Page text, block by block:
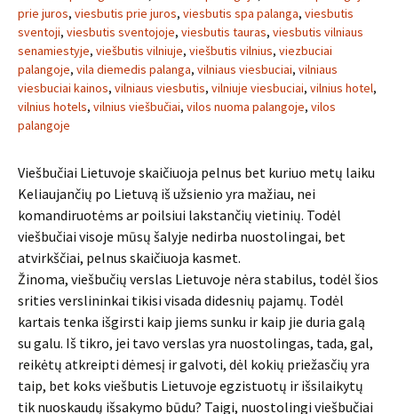
prie juros, viesbutis prie juros, viesbutis spa palanga, viesbutis
sventoji, viesbutis sventojoje, viesbutis tauras, viesbutis vilniaus
senamiestyje, viešbutis vilniuje, viešbutis vilnius, viezbuciai
palangoje, vila diemedis palanga, vilniaus viesbuciai, vilniaus
viesbuciai kainos, vilniaus viesbutis, vilniuje viesbuciai, vilnius hotel,
vilnius hotels, vilnius viešbučiai, vilos nuoma palangoje, vilos
palangoje
Viešbučiai Lietuvoje skaičiuoja pelnus bet kuriuo metų laiku
Keliaujančių po Lietuvą iš užsienio yra mažiau, nei
komandiruotėms ar poilsiui lakstančių vietinių. Todėl
viešbučiai visoje mūsų šalyje nedirba nuostolingai, bet
atvirkščiai, pelnus skaičiuoja kasmet.
Žinoma, viešbučių verslas Lietuvoje nėra stabilus, todėl šios
srities verslininkai tikisi visada didesnių pajamų. Todėl
kartais tenka išgirsti kaip jiems sunku ir kaip jie duria galą
su galu. Iš tikro, jei tavo verslas yra nuostolingas, tada, gal,
reikėtų atkreipti dėmesį ir galvoti, dėl kokių priežasčių yra
taip, bet koks viešbutis Lietuvoje egzistuotų ir išsilaikytų
tik nuoskaudų išsakymo būdu? Taigi, nuostolingi viešbučiai